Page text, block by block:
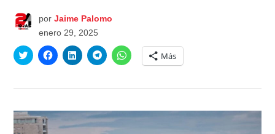
por Jaime Palomo
enero 29, 2025
Haz
clic
en
abre
en
una
Haz
clic
en
abre
en
una
Haz
clic
en
abre
en
una
Haz
clic
en
abre
en
una
Haz
clic
para
en
abre
en
Más